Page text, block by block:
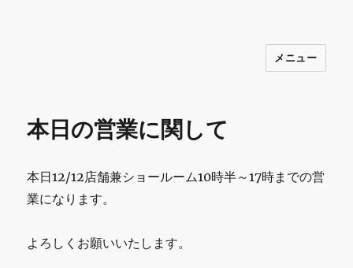
INNOCENCE ～日常に彩りを～ フ
物 etc販売 江戸川区瑞江
メニュー
本日の営業に関して
本日12/12店舗兼ショールーム10時半～17時までの営
業になります。
よろしくお願いいたします。